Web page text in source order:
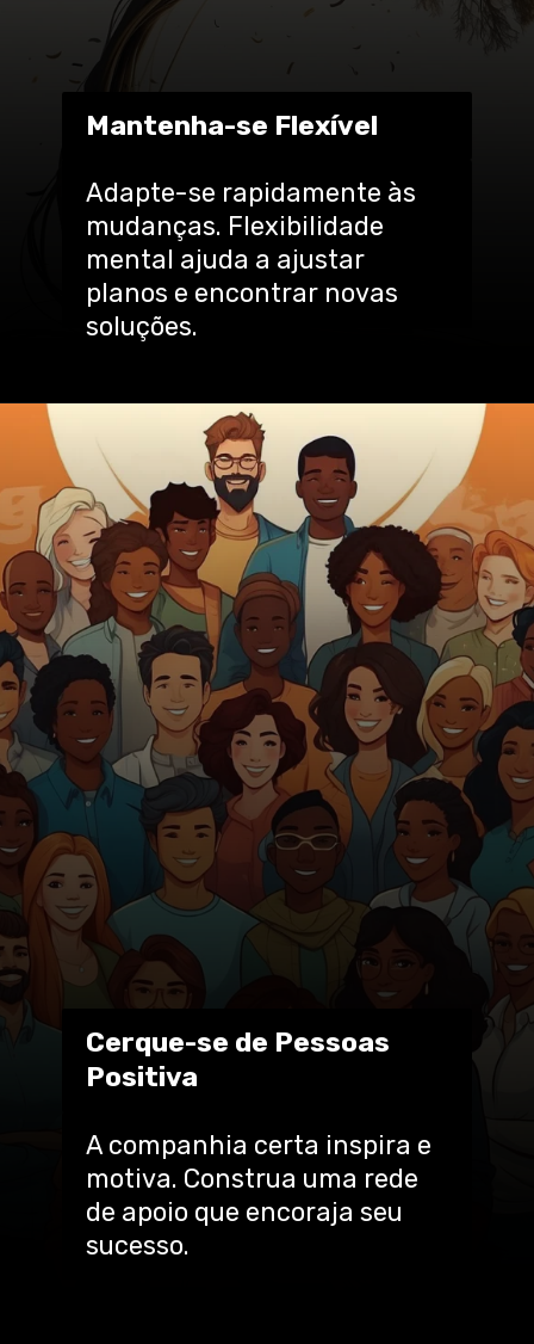
Adapte-se rapidamente às
mudanças. Flexibilidade
mental ajuda a ajustar
planos e encontrar novas
soluções.
Mantenha-se Flexível
A companhia certa inspira e
motiva. Construa uma rede
de apoio que encoraja seu
sucesso.
Cerque-se de Pessoas
Positiva